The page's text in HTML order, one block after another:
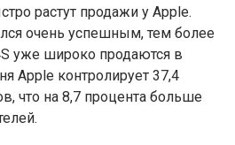
растут продажи у Apple.
очень успешным, тем более
уже широко продаются в
Apple контролирует 37,4
что на 8,7 процента больше